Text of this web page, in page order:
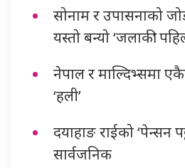
सोनाम र उपासनाको
यस्तो बन्यो ‘जलाकी’
नेपाल र माल्दिभ्समा
‘हली’
दयाहाङ राईको ‘पेन्सन
सार्वजनिक